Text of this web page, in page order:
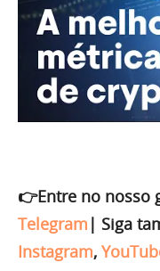
👉Entre no nosso
Telegram | Siga
Instagram,